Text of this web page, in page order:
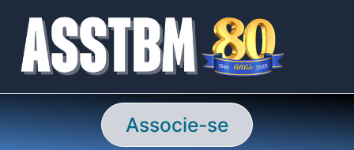
conteúdo
Associe-se